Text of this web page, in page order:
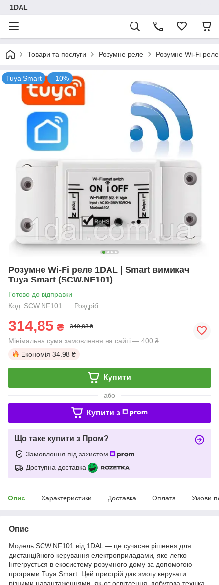
1DAL
Товари та послуги Розумне реле Розумне Wi-Fi
Tuya Smart –10%
Розумне Wi-Fi реле 1DAL | Smart вимикач
Tuya Smart (SCW.NF101)
Готово до відправки
Код: SCW.NF101
Роздріб
314,85 ₴ 349,83 ₴
Мінімальна сума замовлення на сайті — 400 ₴
Економія 34.98 ₴
Купити
або
Купити з
Що таке купити з Пром?
Замовлення під захистом
Доступна доставка
Опис Характеристики Доставка Оплата Умови
Опис
Модель SCW.NF101 від 1DAL — це сучасне рішення для
дистанційного керування електроприладами, яке легко
інтегрується в екосистему розумного дому за допомогою
програми Tuya Smart. Цей пристрій дає змогу керувати
різними навантаженнями, як-от освітлення, побутова техніка